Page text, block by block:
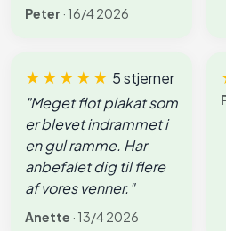
Peter · 16/4 2026
★★★★★ 5 stjerner
"Meget flot plakat som
er blevet indrammet i
en gul ramme. Har
anbefalet dig til flere
af vores venner."
Anette · 13/4 2026